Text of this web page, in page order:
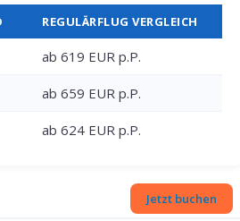
REGULÄRFLUG VERGLEICH
ab 619 EUR p.P.
ab 659 EUR p.P.
ab 624 EUR p.P.
Jetzt buchen